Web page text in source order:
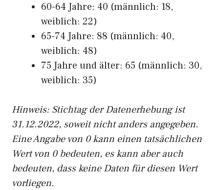
60-64 Jahre: 40 (männlich: 18,
weiblich: 22)
65-74 Jahre: 88 (männlich: 40,
weiblich: 48)
75 Jahre und älter: 65 (männlich: 30,
weiblich: 35)
Hinweis: Stichtag der Datenerhebung ist
31.12.2022, soweit nicht anders angegeben.
Eine Angabe von 0 kann einen tatsächlichen
Wert von 0 bedeuten, es kann aber auch
bedeuten, dass keine Daten für diesen Wert
vorliegen.